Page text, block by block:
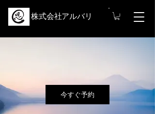
株式会社アルバリ
今すぐ予約